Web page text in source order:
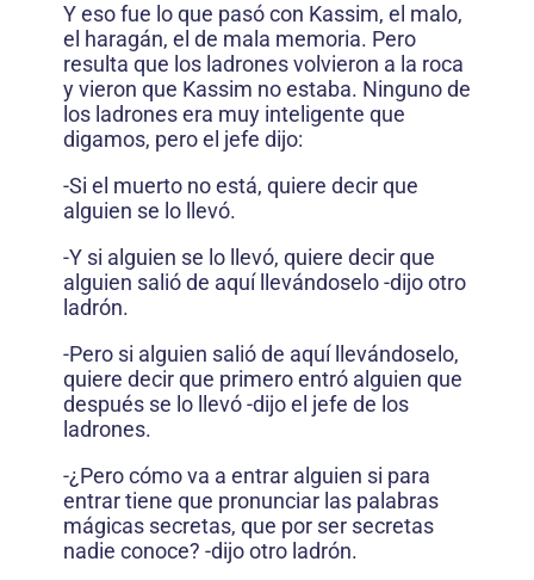
Y eso fue lo que pasó con Kassim, el malo,
el haragán, el de mala memoria. Pero
resulta que los ladrones volvieron a la roca
y vieron que Kassim no estaba. Ninguno de
los ladrones era muy inteligente que
digamos, pero el jefe dijo:
-Si el muerto no está, quiere decir que
alguien se lo llevó.
-Y si alguien se lo llevó, quiere decir que
alguien salió de aquí llevándoselo -dijo otro
ladrón.
-Pero si alguien salió de aquí llevándoselo,
quiere decir que primero entró alguien que
después se lo llevó -dijo el jefe de los
ladrones.
-¿Pero cómo va a entrar alguien si para
entrar tiene que pronunciar las palabras
mágicas secretas, que por ser secretas
nadie conoce? -dijo otro ladrón.